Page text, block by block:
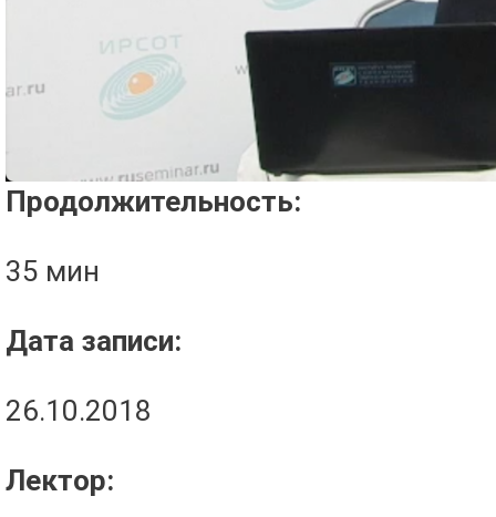
Продолжительность:
35 мин
Дата записи:
26.10.2018
Лектор: